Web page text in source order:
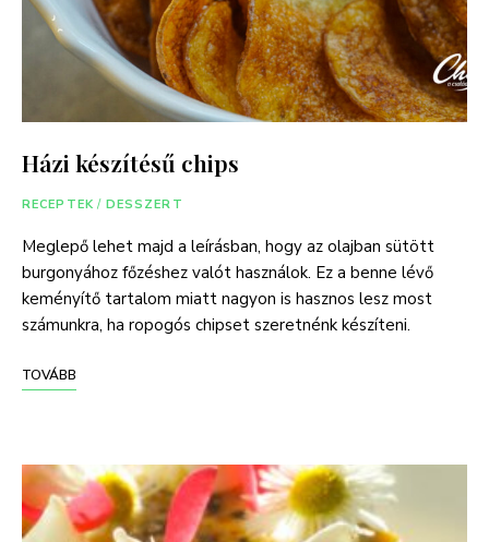
Házi készítésű chips
RECEPTEK / DESSZERT
Meglepő lehet majd a leírásban, hogy az olajban sütött
burgonyához főzéshez valót használok. Ez a benne lévő
keményítő tartalom miatt nagyon is hasznos lesz most
számunkra, ha ropogós chipset szeretnénk készíteni.
TOVÁBB